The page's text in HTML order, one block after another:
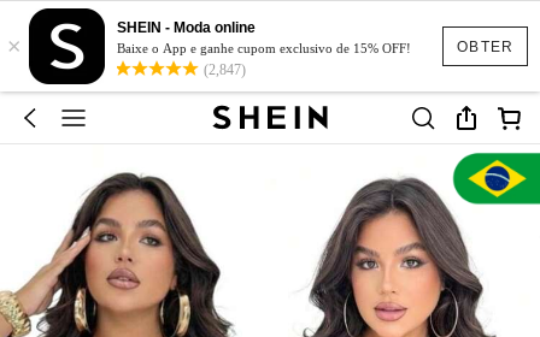
OBTER
×
SHEIN - Moda online
Baixe o App e ganhe cupom exclusivo de 15% OFF!
(2,847)